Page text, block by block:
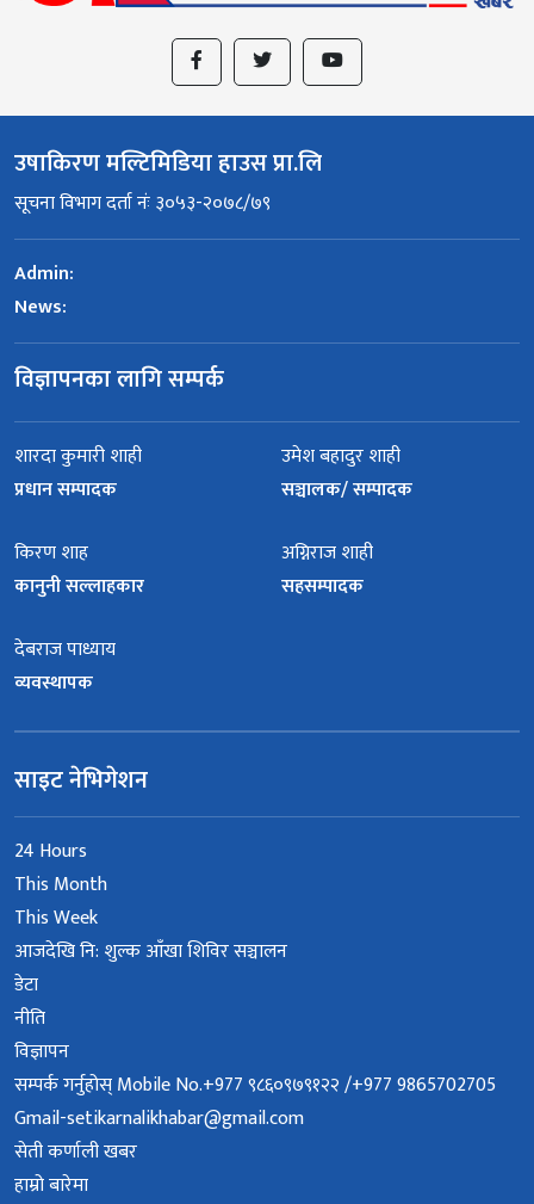
उषाकिरण मल्टिमिडिया हाउस प्रा.लि
सूचना विभाग दर्ता नंः ३०५३-२०७८/७९
Admin:
News:
विज्ञापनका लागि सम्पर्क
शारदा कुमारी शाही
प्रधान सम्पादक
उमेश बहादुर शाही
सञ्चालक/ सम्पादक
किरण शाह
कानुनी सल्लाहकार
अग्निराज शाही
सहसम्पादक
देबराज पाध्याय
व्यवस्थापक
साइट नेभिगेशन
24 Hours
This Month
This Week
आजदेखि नि: शुल्क आँखा शिविर सञ्चालन
डेटा
नीति
विज्ञापन
सम्पर्क गर्नुहोस् Mobile No.+977 ९८६०९७९१२२ /+977 9865702705
Gmail-setikarnalikhabar@gmail.com
सेती कर्णाली खबर
हाम्रो बारेमा